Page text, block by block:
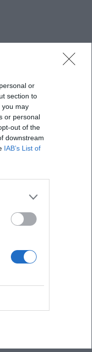
or
section to
you may
or personal
out of the
downstream
IAB’s List of